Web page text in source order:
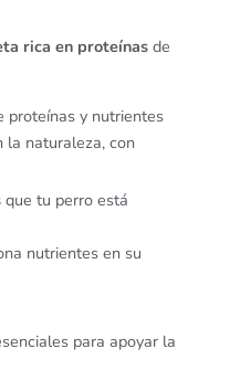
rica en proteínasde
proteínas y nutrientes
la naturaleza, con
que tu perro está
nutrientes en su
para apoyar la